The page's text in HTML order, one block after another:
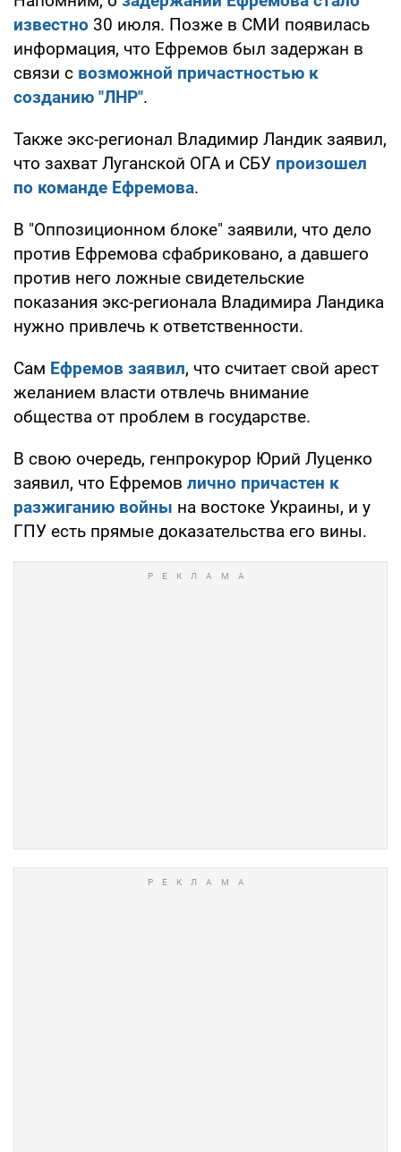
известно 30 июля. Позже в СМИ появилась
информация, что Ефремов был задержан в
связи с возможной причастностью к
созданию "ЛНР".
Также экс-регионал Владимир Ландик заявил,
что захват Луганской ОГА и СБУ произошел
по команде Ефремова.
В "Оппозиционном блоке" заявили, что дело
против Ефремова сфабриковано, а давшего
против него ложные свидетельские
показания экс-регионала Владимира Ландика
нужно привлечь к ответственности.
Сам Ефремов заявил, что считает свой арест
желанием власти отвлечь внимание
общества от проблем в государстве.
В свою очередь, генпрокурор Юрий Луценко
заявил, что Ефремов лично причастен к
разжиганию войны на востоке Украины, и у
ГПУ есть прямые доказательства его вины.